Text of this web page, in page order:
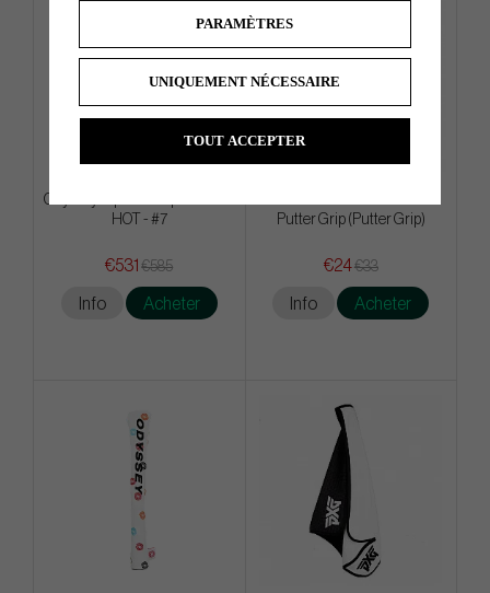
Odyssey Square 2 Square TRI-
HOT - #7
€531 €585
Info Acheter
Putter Grip (Putter Grip)
€24€33
Info Acheter
PARAMÈTRES
UNIQUEMENT NÉCESSAIRE
TOUT ACCEPTER